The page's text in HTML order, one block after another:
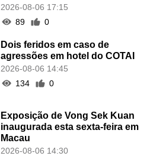
2026-08-06 17:15
89
0
Dois feridos em caso de
agressões em hotel do COTAI
2026-08-06 14:45
134
0
Exposição de Vong Sek Kuan
inaugurada esta sexta-feira em
Macau
2026-08-06 14:30